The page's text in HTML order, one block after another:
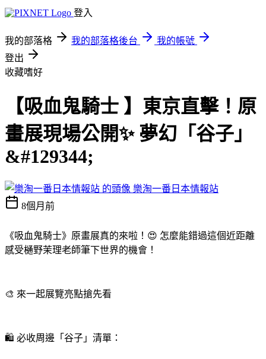
登入
我的部落格 我的部落格後台
我的帳號
登出
收藏嗜好
【吸血鬼騎士 】東京直擊！原
畫展現場公開✨ 夢幻「谷子」
&#129344;
樂淘一番日本情報站
8個月前
《吸血鬼騎士》原畫展真的來啦！😍 怎麼能錯過這個近距離
感受樋野茉理老師筆下世界的機會！
🎨 來一起展覽亮點搶先看
🛍️ 必收周邊「谷子」清單：